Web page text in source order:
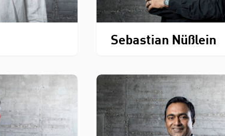
Sebastian Nüßlein